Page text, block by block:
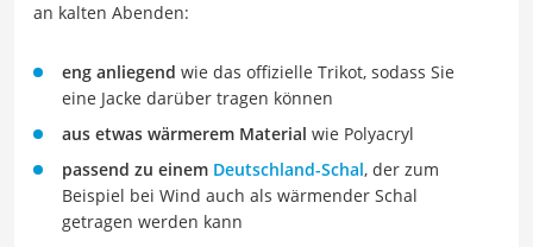
an kalten Abenden:
eng anliegend wie das offizielle Trikot, sodass Sie
eine Jacke darüber tragen können
aus etwas wärmerem Material wie Polyacryl
passend zu einem Deutschland-Schal, der zum
Beispiel bei Wind auch als wärmender Schal
getragen werden kann